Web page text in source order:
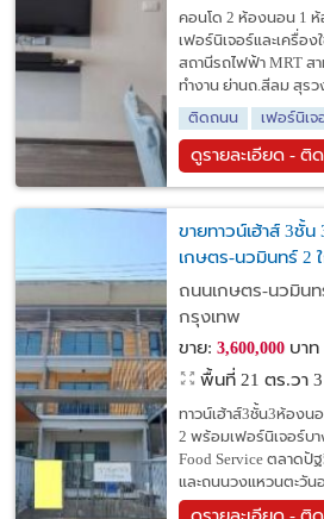
คอนโด 2 ห้องนอน 1 ห้
เฟอร์นิเจอร์และเครื่อ
สถานีรถไฟฟ้า MRT ส
ทำงาน ย่านถ.สีลม สุรว
ติดถนน
เฟอร์นิเจ
ดูรายละเอียด - ติ
ขายทาวน์เฮ้าส์ 3ชั้
เกษตร-นวมินทร์ 2
Service นวมินทร์
ถนนเกษตร-นวมิน
กรุงเทพ
ขาย: 3,600,000บาท
พื้นที่ 21 ตร.วา
ทาวน์เฮ้าส์3ชั้น3ห้องน
2 พร้อมเฟอร์นิเจอร์บา
Food Service ตลาดปั
และถนนวงแหวนตะวัน